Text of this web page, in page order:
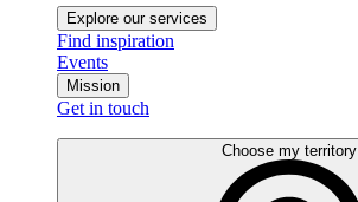
Explore our services
Find inspiration
Events
Mission
Get in touch
Choose my territory